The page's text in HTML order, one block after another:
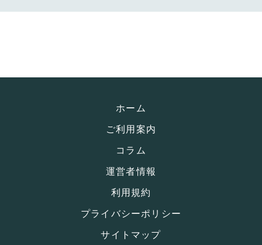
ホーム
ご利用案内
コラム
運営者情報
利用規約
プライバシーポリシー
サイトマップ